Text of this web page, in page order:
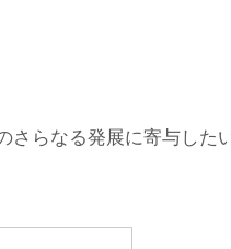
らなる発展に寄与した